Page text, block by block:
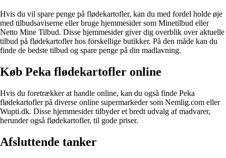
Hvis du vil spare penge på flødekartofler, kan du med fordel holde øje
med tilbudsaviserne eller bruge hjemmesider som Minetilbud eller
Netto Mine Tilbud. Disse hjemmesider giver dig overblik over aktuelle
tilbud på flødekartofler hos forskellige butikker. På den måde kan du
finde de bedste tilbud og spare penge på din madlavning.
Køb Peka flødekartofler online
Hvis du foretrækker at handle online, kan du også finde Peka
flødekartofler på diverse online supermarkeder som Nemlig.com eller
Wupti.dk. Disse hjemmesider tilbyder et bredt udvalg af madvarer,
herunder også flødekartofler, til gode priser.
Afsluttende tanker